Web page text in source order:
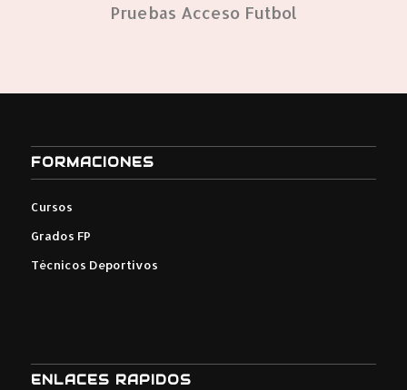
Pruebas Acceso Futbol
FORMACIONES
Cursos
Grados FP
Técnicos Deportivos
ENLACES RAPIDOS